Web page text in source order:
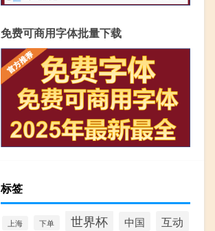
免费可商用字体批量下载
标签
上海 下单 世界杯 中国
互动